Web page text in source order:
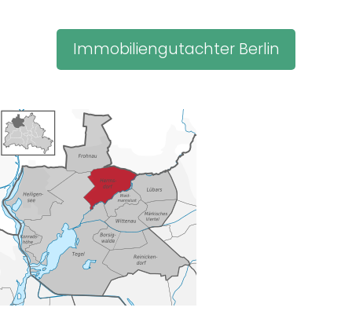
Immobiliengutachter Berlin